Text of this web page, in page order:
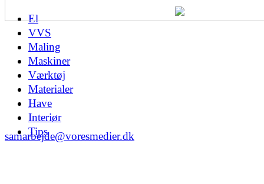
El
VVS
Maling
Maskiner
Værktøj
Materialer
Have
Interiør
Tips
samarbejde@voresmedier.dk